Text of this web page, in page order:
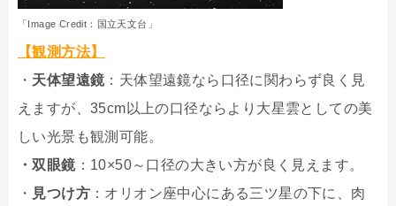
「Image Credit：国立天文台」
【観測方法】
・ 天体望遠鏡：天体望遠鏡なら口径に関わらず良く見
えますが、35cm以上の口径ならより大星雲としての美
しい光景も観測可能。
・双眼鏡：10×50～口径の大きい方が良く見えます。
・ 見つけ方 ：オリオン座中心にある三ツ星の下に、肉